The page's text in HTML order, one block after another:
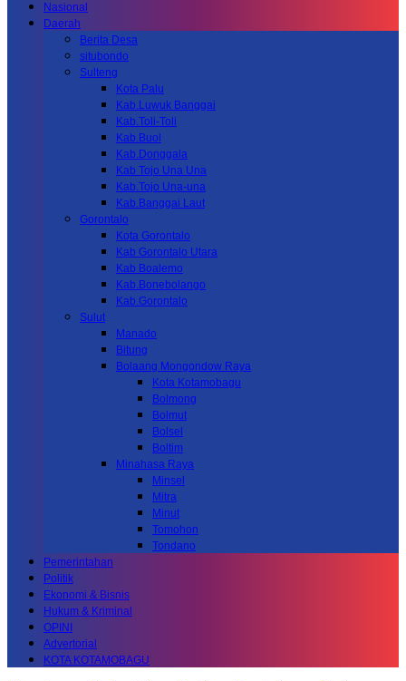
Nasional
Daerah
Berita Desa
situbondo
Sulteng
Kota Palu
Kab.Luwuk Banggai
Kab.Toli-Toli
Kab.Buol
Kab.Donggala
Kab Tojo Una Una
Kab.Tojo Una-una
Kab.Banggai Laut
Gorontalo
Kota Gorontalo
Kab Gorontalo Utara
Kab Boalemo
Kab.Bonebolango
Kab.Gorontalo
Sulut
Manado
Bitung
Bolaang Mongondow Raya
Kota Kotamobagu
Bolmong
Bolmut
Bolsel
Boltim
Minahasa Raya
Minsel
Mitra
Minut
Tomohon
Tondano
Pemerintahan
Politik
Ekonomi & Bisnis
Hukum & Kriminal
OPINI
Advertorial
KOTA KOTAMOBAGU